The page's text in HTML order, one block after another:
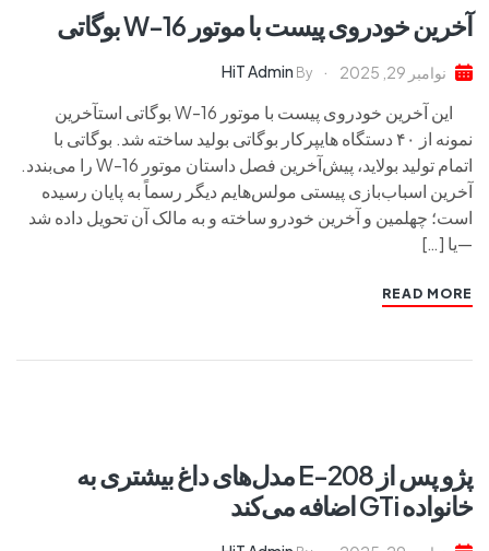
آخرین خودروی پیست با موتور W-16 بوگاتی
نوامبر 29, 2025 By
HiT Admin
این آخرین خودروی پیست با موتور W-16 بوگاتی استآخرین
نمونه از ۴۰ دستگاه هایپرکار بوگاتی بولید ساخته شد. بوگاتی با
اتمام تولید بولاید، پیش‌آخرین فصل داستان موتور W-16 را می‌بندد.
آخرین اسباب‌بازی پیستی مولس‌هایم دیگر رسماً به پایان رسیده
است؛ چهلمین و آخرین خودرو ساخته و به مالک آن تحویل داده شد
—یا […]
READ MORE
پژو پس از E-208 مدل‌های داغ بیشتری به
خانواده GTi اضافه می‌کند